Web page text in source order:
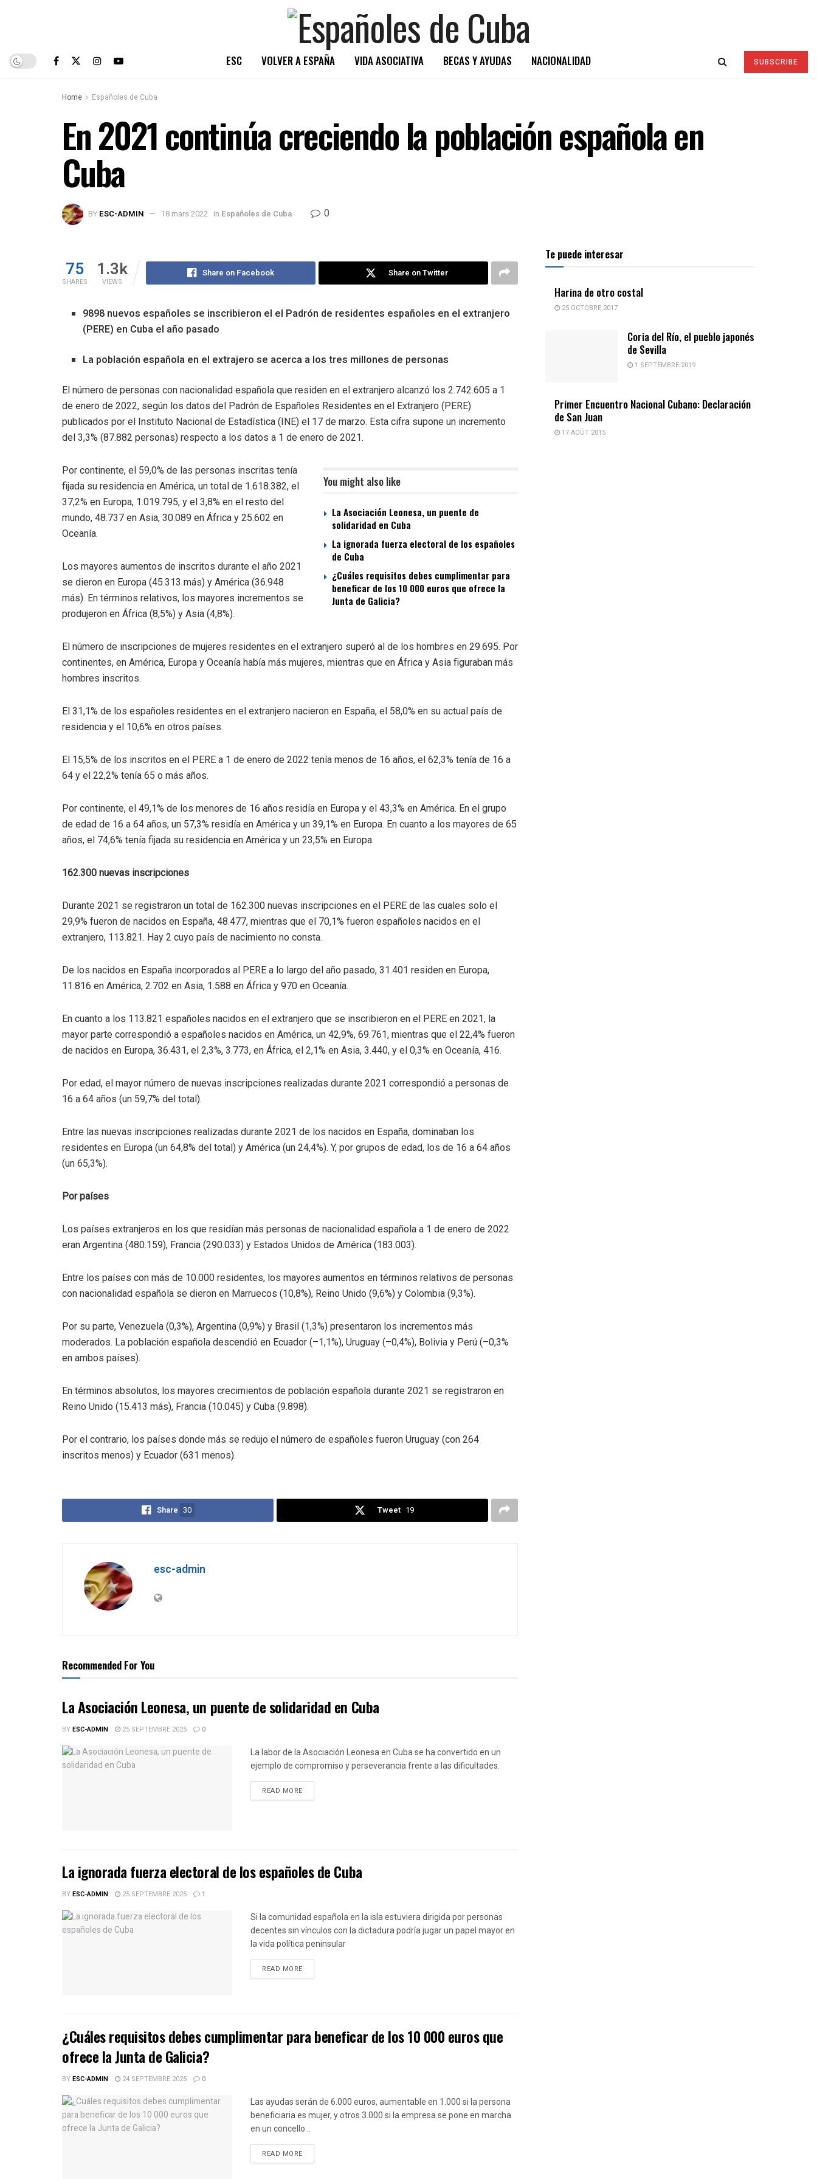
ESC VOLVER A ESPAÑA VIDA ASOCIATIVA BECAS Y AYUDAS NACIONALIDAD SUBSCRIBE
Home Españoles de Cuba
En 2021 continúa creciendo la población española en
Cuba
BY ESC-ADMIN 18 mars 2022 in Españoles de Cuba 0
75
SHARES
1.3k
VIEWS
Share on Facebook Share on Twitter
9898 nuevos españoles se inscribieron el el Padrón de residentes españoles en el extranjero
(PERE) en Cuba el año pasado
La población española en el extrajero se acerca a los tres millones de personas
El número de personas con nacionalidad española que residen en el extranjero alcanzó los 2.742.605 a 1
de enero de 2022, según los datos del Padrón de Españoles Residentes en el Extranjero (PERE)
publicados por el Instituto Nacional de Estadística (INE) el 17 de marzo. Esta cifra supone un incremento
del 3,3% (87.882 personas) respecto a los datos a 1 de enero de 2021.
You might also like
La Asociación Leonesa, un puente de
solidaridad en Cuba
La ignorada fuerza electoral de los españoles
de Cuba
¿Cuáles requisitos debes cumplimentar para
beneficar de los 10 000 euros que ofrece la
Junta de Galicia?
Por continente, el 59,0% de las personas inscritas tenía
fijada su residencia en América, un total de 1.618.382, el
37,2% en Europa, 1.019.795, y el 3,8% en el resto del
mundo, 48.737 en Asia, 30.089 en África y 25.602 en
Oceanía.
Los mayores aumentos de inscritos durante el año 2021
se dieron en Europa (45.313 más) y América (36.948
más). En términos relativos, los mayores incrementos se
produjeron en África (8,5%) y Asia (4,8%).
El número de inscripciones de mujeres residentes en el extranjero superó al de los hombres en 29.695. Por
continentes, en América, Europa y Oceanía había más mujeres, mientras que en África y Asia figuraban más
hombres inscritos.
El 31,1% de los españoles residentes en el extranjero nacieron en España, el 58,0% en su actual país de
residencia y el 10,6% en otros países.
El 15,5% de los inscritos en el PERE a 1 de enero de 2022 tenía menos de 16 años, el 62,3% tenía de 16 a
64 y el 22,2% tenía 65 o más años.
Por continente, el 49,1% de los menores de 16 años residía en Europa y el 43,3% en América. En el grupo
de edad de 16 a 64 años, un 57,3% residía en América y un 39,1% en Europa. En cuanto a los mayores de 65
años, el 74,6% tenía fijada su residencia en América y un 23,5% en Europa.
162.300 nuevas inscripciones
Durante 2021 se registraron un total de 162.300 nuevas inscripciones en el PERE de las cuales solo el
29,9% fueron de nacidos en España, 48.477, mientras que el 70,1% fueron españoles nacidos en el
extranjero, 113.821. Hay 2 cuyo país de nacimiento no consta.
De los nacidos en España incorporados al PERE a lo largo del año pasado, 31.401 residen en Europa,
11.816 en América, 2.702 en Asia, 1.588 en África y 970 en Oceanía.
En cuanto a los 113.821 españoles nacidos en el extranjero que se inscribieron en el PERE en 2021, la
mayor parte correspondió a españoles nacidos en América, un 42,9%, 69.761, mientras que el 22,4% fueron
de nacidos en Europa, 36.431, el 2,3%, 3.773, en África, el 2,1% en Asia, 3.440, y el 0,3% en Oceanía, 416.
Por edad, el mayor número de nuevas inscripciones realizadas durante 2021 correspondió a personas de
16 a 64 años (un 59,7% del total).
Entre las nuevas inscripciones realizadas durante 2021 de los nacidos en España, dominaban los
residentes en Europa (un 64,8% del total) y América (un 24,4%). Y, por grupos de edad, los de 16 a 64 años
(un 65,3%).
Por países
Los países extranjeros en los que residían más personas de nacionalidad española a 1 de enero de 2022
eran Argentina (480.159), Francia (290.033) y Estados Unidos de América (183.003).
Entre los países con más de 10.000 residentes, los mayores aumentos en términos relativos de personas
con nacionalidad española se dieron en Marruecos (10,8%), Reino Unido (9,6%) y Colombia (9,3%).
Por su parte, Venezuela (0,3%), Argentina (0,9%) y Brasil (1,3%) presentaron los incrementos más
moderados. La población española descendió en Ecuador (–1,1%), Uruguay (–0,4%), Bolivia y Perú (–0,3%
en ambos países).
En términos absolutos, los mayores crecimientos de población española durante 2021 se registraron en
Reino Unido (15.413 más), Francia (10.045) y Cuba (9.898).
Por el contrario, los países donde más se redujo el número de españoles fueron Uruguay (con 264
inscritos menos) y Ecuador (631 menos).
Share 30 Tweet 19
esc-admin
Recommended For You
La Asociación Leonesa, un puente de solidaridad en Cuba
BYESC-ADMIN 25 SEPTEMBRE 2025 0
La labor de la Asociación Leonesa en Cuba se ha convertido en un
ejemplo de compromiso y perseverancia frente a las dificultades.
READ MOREDETAILS
La ignorada fuerza electoral de los españoles de Cuba
BYESC-ADMIN 25 SEPTEMBRE 2025 1
Si la comunidad española en la isla estuviera dirigida por personas
decentes sin vínculos con la dictadura podría jugar un papel mayor en
la vida política peninsular
READ MOREDETAILS
¿Cuáles requisitos debes cumplimentar para beneficar de los 10 000 euros que
ofrece la Junta de Galicia?
BYESC-ADMIN 24 SEPTEMBRE 2025 0
Las ayudas serán de 6.000 euros, aumentable en 1.000 si la persona
beneficiaria es mujer, y otros 3.000 si la empresa se pone en marcha
en un concello...
READ MOREDETAILS
Te puede interesar
Harina de otro costal
25 OCTOBRE 2017
Coria del Río, el pueblo japonés
de Sevilla
1 SEPTEMBRE 2019
Primer Encuentro Nacional Cubano: Declaración
de San Juan
17 AOÛT 2015